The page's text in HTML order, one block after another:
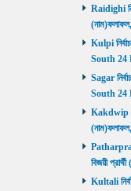
Raidighi
Kulpi
South 24
Sagar
South 24
Kakdwip
বিজয়ী
Kultali